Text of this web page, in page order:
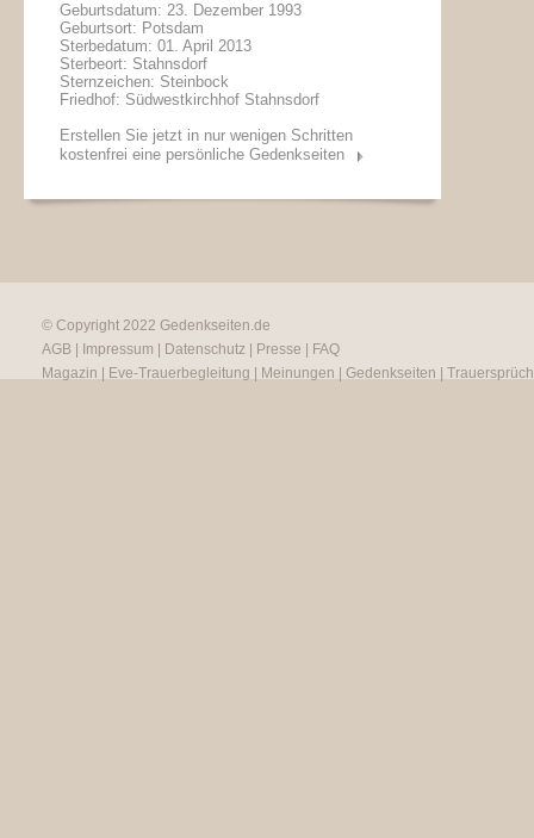
Geburtsdatum: 23. Dezember 1993
Geburtsort: Potsdam
Sterbedatum: 01. April 2013
Sterbeort: Stahnsdorf
Sternzeichen: Steinbock
Friedhof: Südwestkirchhof Stahnsdorf
Erstellen Sie jetzt in nur wenigen Schritten
kostenfrei eine persönliche Gedenkseiten
© Copyright 2022 Gedenkseiten.de
AGB
Impressum Datenschutz Presse
FAQ
Magazin
Eve-Trauerbegleitung Meinungen Gedenkseiten